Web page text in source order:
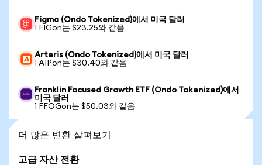
Figma (Ondo Tokenized)에서 미국 달러
1 FIGon는 $23.25와 같음
Arteris (Ondo Tokenized)에서 미국 달러
1 AIPon는 $30.40와 같음
Franklin Focused Growth ETF (Ondo Tokenized)에서
미국 달러
1 FFOGon는 $50.03와 같음
더 많은 변환 살펴보기
고급 자산 전환